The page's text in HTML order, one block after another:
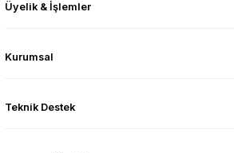
Üyelik & İşlemler
Kurumsal
Teknik Destek